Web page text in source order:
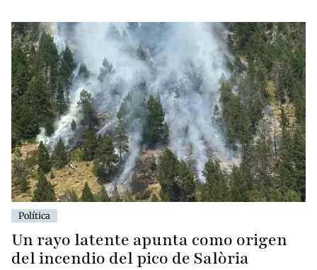
Política
Un rayo latente apunta como origen
del incendio del pico de Salòria